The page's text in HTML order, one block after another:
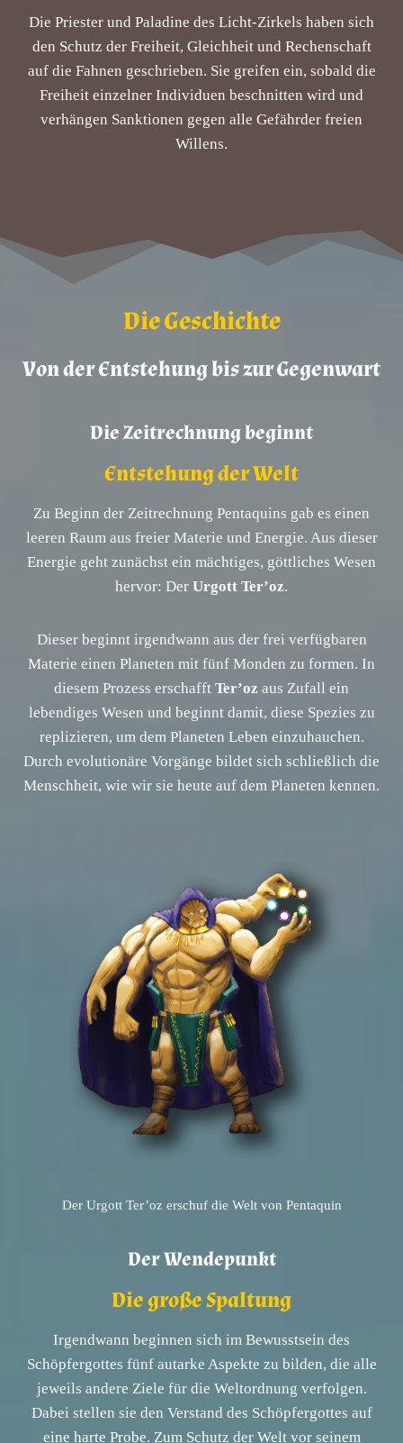
Die Priester und Paladine des Licht-Zirkels haben sich
den Schutz der Freiheit, Gleichheit und Rechenschaft
auf die Fahnen geschrieben. Sie greifen ein, sobald die
Freiheit einzelner Individuen beschnitten wird und
verhängen Sanktionen gegen alle Gefährder freien
Willens.
Die Geschichte
Von der Entstehung bis zur Gegenwart
Die Zeitrechnung beginnt
Entstehung der Welt
Zu Beginn der Zeitrechnung Pentaquins gab es einen
leeren Raum aus freier Materie und Energie. Aus dieser
Energie geht zunächst ein mächtiges, göttliches Wesen
hervor: Der Urgott Ter’oz.
Dieser beginnt irgendwann aus der frei verfügbaren
Materie einen Planeten mit fünf Monden zu formen. In
diesem Prozess erschafft Ter’oz aus Zufall ein
lebendiges Wesen und beginnt damit, diese Spezies zu
replizieren, um dem Planeten Leben einzuhauchen.
Durch evolutionäre Vorgänge bildet sich schließlich die
Menschheit, wie wir sie heute auf dem Planeten kennen.
Der Urgott Ter’oz erschuf die Welt von Pentaquin
Der Wendepunkt
Die große Spaltung
Irgendwann beginnen sich im Bewusstsein des
Schöpfergottes fünf autarke Aspekte zu bilden, die alle
jeweils andere Ziele für die Weltordnung verfolgen.
Dabei stellen sie den Verstand des Schöpfergottes auf
eine harte Probe. Zum Schutz der Welt vor seinem